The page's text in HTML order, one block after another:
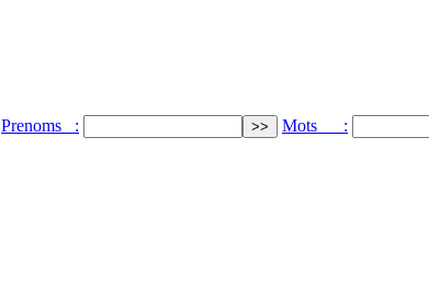
Prenoms : Mots :